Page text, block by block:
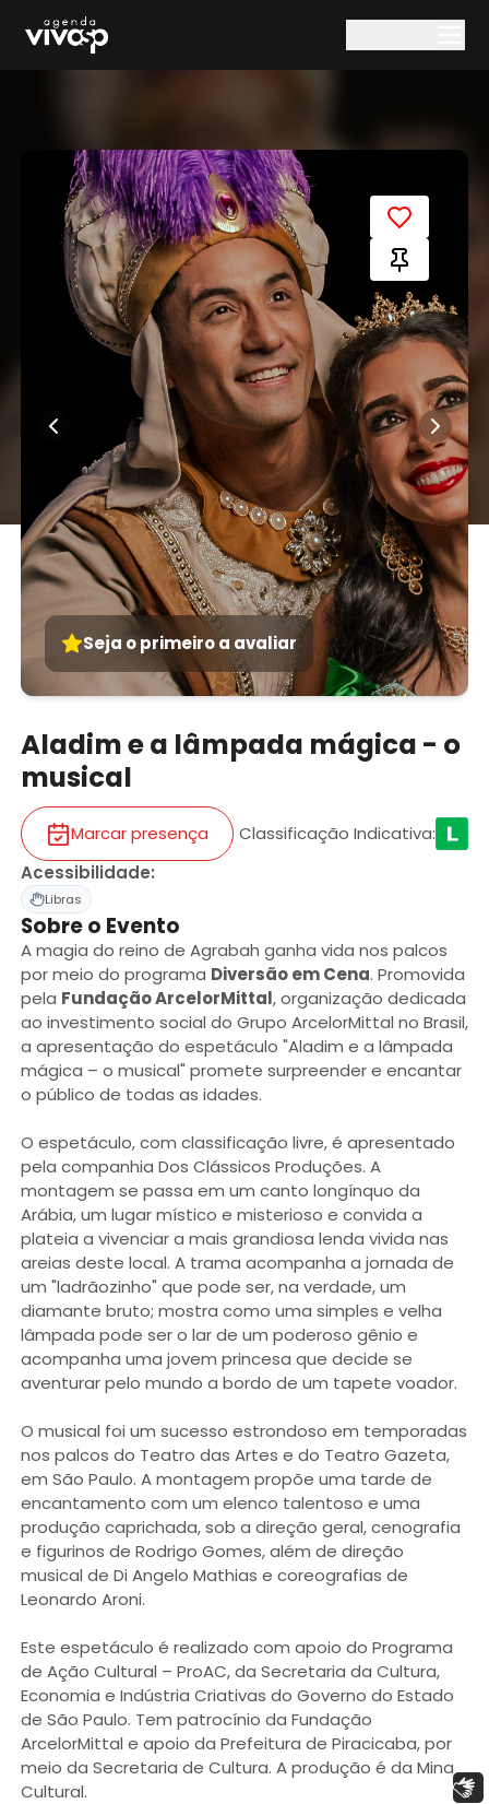
Seja o primeiro a avaliar
Aladim e a lâmpada mágica - o
musical
Marcar presença Classificação Indicativa:
Acessibilidade:
Libras
Sobre o Evento
A magia do reino de Agrabah ganha vida nos palcos
por meio do programa Diversão em Cena. Promovida
pela Fundação ArcelorMittal, organização dedicada
ao investimento social do Grupo ArcelorMittal no Brasil,
a apresentação do espetáculo "Aladim e a lâmpada
mágica – o musical" promete surpreender e encantar
o público de todas as idades.
O espetáculo, com classificação livre, é apresentado
pela companhia Dos Clássicos Produções. A
montagem se passa em um canto longínquo da
Arábia, um lugar místico e misterioso e convida a
plateia a vivenciar a mais grandiosa lenda vivida nas
areias deste local. A trama acompanha a jornada de
um "ladrãozinho" que pode ser, na verdade, um
diamante bruto; mostra como uma simples e velha
lâmpada pode ser o lar de um poderoso gênio e
acompanha uma jovem princesa que decide se
aventurar pelo mundo a bordo de um tapete voador.
O musical foi um sucesso estrondoso em temporadas
nos palcos do Teatro das Artes e do Teatro Gazeta,
em São Paulo. A montagem propõe uma tarde de
encantamento com um elenco talentoso e uma
produção caprichada, sob a direção geral, cenografia
e figurinos de Rodrigo Gomes, além de direção
musical de Di Angelo Mathias e coreografias de
Leonardo Aroni.
Este espetáculo é realizado com apoio do Programa
de Ação Cultural – ProAC, da Secretaria da Cultura,
Economia e Indústria Criativas do Governo do Estado
de São Paulo. Tem patrocínio da Fundação
ArcelorMittal e apoio da Prefeitura de Piracicaba, por
meio da Secretaria de Cultura. A produção é da Mina
Cultural.